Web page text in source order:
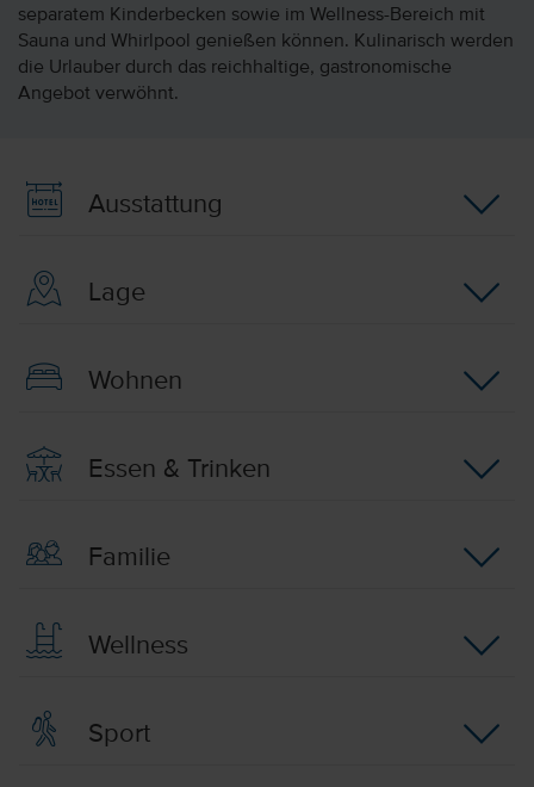
separatem Kinderbecken sowie im Wellness-Bereich mit
Sauna und Whirlpool genießen können. Kulinarisch werden
die Urlauber durch das reichhaltige, gastronomische
Angebot verwöhnt.
Ausstattung
Lage
Wohnen
Essen & Trinken
Familie
Wellness
Sport